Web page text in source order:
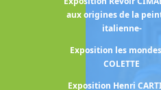
aux origines de la
italienne-
Exposition les
COLETTE
Exposition Henri